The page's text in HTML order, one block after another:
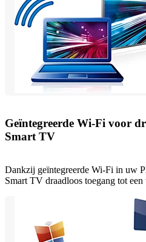
Geïntegreerde Wi-Fi voor
Smart TV
Dankzij geïntegreerde Wi-Fi in uw
Smart TV draadloos toegang tot